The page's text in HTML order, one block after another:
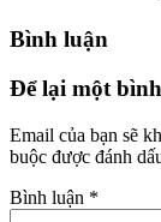
Bình luận
Để lại một
Email của bạn sẽ
buộc được đánh
Bình luận *